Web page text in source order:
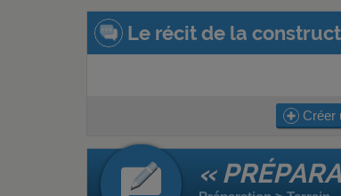
Le récit de la
Créer
«